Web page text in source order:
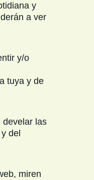
y
a ver
y/o
tuya y de
develar las
del
miren